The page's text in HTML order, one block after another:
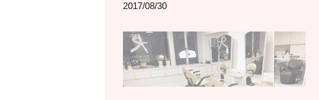
2017/08/30